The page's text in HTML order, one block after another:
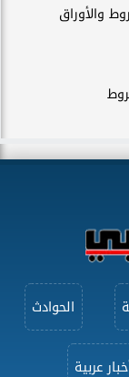
والأوراق
الحوادث
عربية